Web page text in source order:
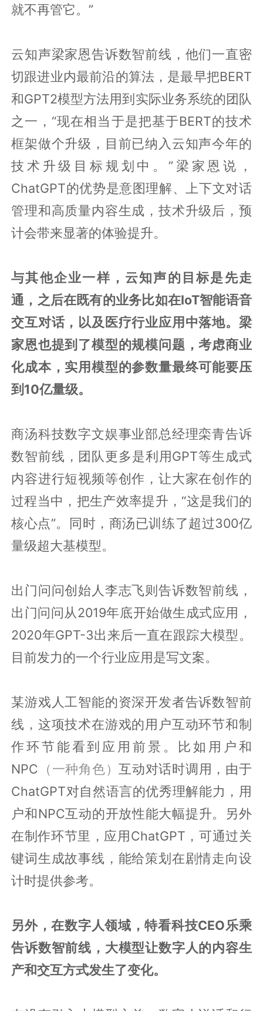
就不再管它。”
云知声梁家恩告诉数智前线，他们一直密
切跟进业内最前沿的算法，是最早把BERT
和GPT2模型方法用到实际业务系统的团队
之一，“现在相当于是把基于BERT的技术
框架做个升级，目前已纳入云知声今年的
技术升级目标规划中。”梁家恩说，
ChatGPT的优势是意图理解、上下文对话
管理和高质量内容生成，技术升级后，预
计会带来显著的体验提升。
与其他企业一样，云知声的目标是先走
通，之后在既有的业务比如在IoT智能语音
交互对话，以及医疗行业应用中落地。梁
家恩也提到了模型的规模问题，考虑商业
化成本，实用模型的参数量最终可能要压
到10亿量级。
商汤科技数字文娱事业部总经理栾青告诉
数智前线，团队更多是利用GPT等生成式
内容进行短视频等创作，让大家在创作的
过程当中，把生产效率提升，“这是我们的
核心点”。同时，商汤已训练了超过300亿
量级超大基模型。
出门问问创始人李志飞则告诉数智前线，
出门问问从2019年底开始做生成式应用，
2020年GPT-3出来后一直在跟踪大模型。
目前发力的一个行业应用是写文案。
某游戏人工智能的资深开发者告诉数智前
线，这项技术在游戏的用户互动环节和制
作环节能看到应用前景。比如用户和
NPC （一种角色）互动对话时调用，由于
ChatGPT对自然语言的优秀理解能力，用
户和NPC互动的开放性能大幅提升。另外
在制作环节里，应用ChatGPT，可通过关
键词生成故事线，能给策划在剧情走向设
计时提供参考。
另外，在数字人领域，特看科技CEO乐乘
告诉数智前线，大模型让数字人的内容生
产和交互方式发生了变化。